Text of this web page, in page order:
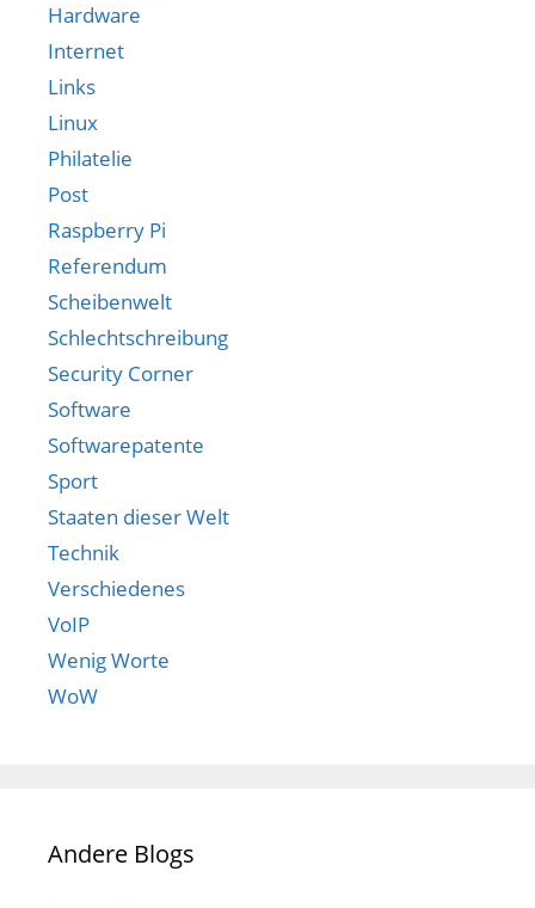
Hardware
Internet
Links
Linux
Philatelie
Post
Raspberry Pi
Referendum
Scheibenwelt
Schlechtschreibung
Security Corner
Software
Softwarepatente
Sport
Staaten dieser Welt
Technik
Verschiedenes
VoIP
Wenig Worte
WoW
Andere Blogs